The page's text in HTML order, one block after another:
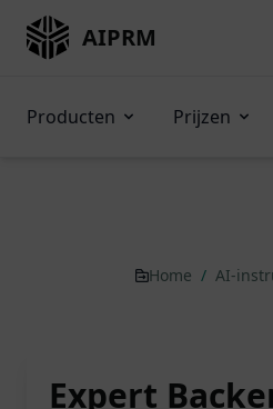
AIPRM
Producten Prijzen
Home / AI-
Expert